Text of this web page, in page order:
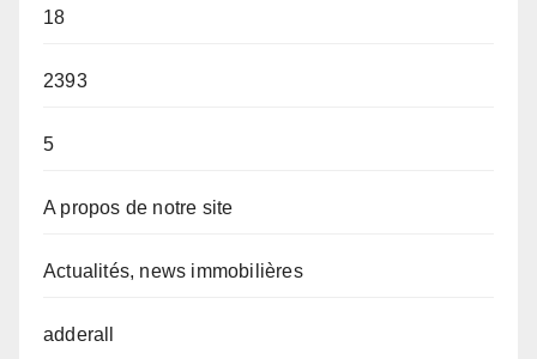
18
2393
5
A propos de notre site
Actualités, news immobilières
adderall